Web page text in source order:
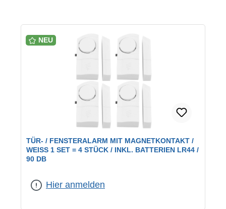
NEU
TÜR- / FENSTERALARM MIT MAGNETKONTAKT /
WEISS 1 SET = 4 STÜCK / INKL. BATTERIEN LR44 / 9
0 DB
Hier anmelden